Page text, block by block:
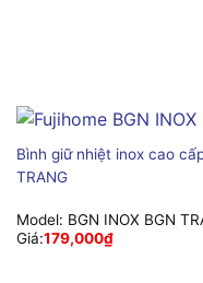
Bình giữ nhiệt inox cao
TRANG
Model: BGN INOX BGN
Giá:179,000₫